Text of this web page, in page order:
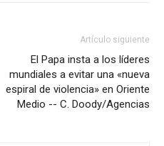
Artículo siguiente
El Papa insta a los líderes
mundiales a evitar una «nueva
espiral de violencia» en Oriente
Medio -- C. Doody/Agencias